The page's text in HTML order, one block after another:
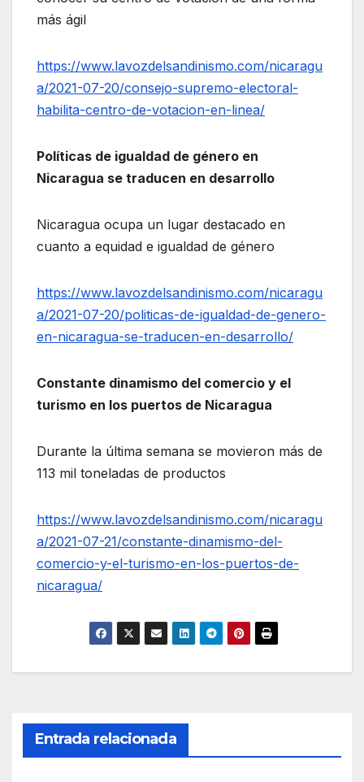
más ágil
https://www.lavozdelsandinismo.com/nicaragu
a/2021-07-20/consejo-supremo-electoral-
habilita-centro-de-votacion-en-linea/
Políticas de igualdad de género en
Nicaragua se traducen en desarrollo
Nicaragua ocupa un lugar destacado en
cuanto a equidad e igualdad de género
https://www.lavozdelsandinismo.com/nicaragu
a/2021-07-20/politicas-de-igualdad-de-genero-
en-nicaragua-se-traducen-en-desarrollo/
Constante dinamismo del comercio y el
turismo en los puertos de Nicaragua
Durante la última semana se movieron más de
113 mil toneladas de productos
https://www.lavozdelsandinismo.com/nicaragu
a/2021-07-21/constante-dinamismo-del-
comercio-y-el-turismo-en-los-puertos-de-
nicaragua/
Entrada relacionada